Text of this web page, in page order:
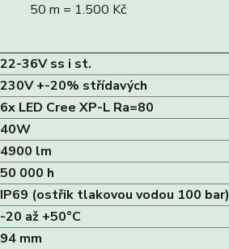
50 m = 1.500 Kč
22-36V ss i st.
230V +-20% střídavých
6x LED Cree XP-L Ra=80
40W
4900 lm
50 000 h
IP69 (ostřik tlakovou vodou 100 bar)
-20 až +50°C
94 mm